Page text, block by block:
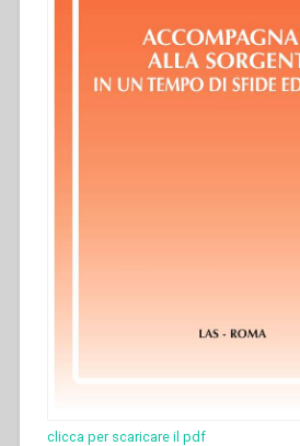
clicca per scaricare il pdf